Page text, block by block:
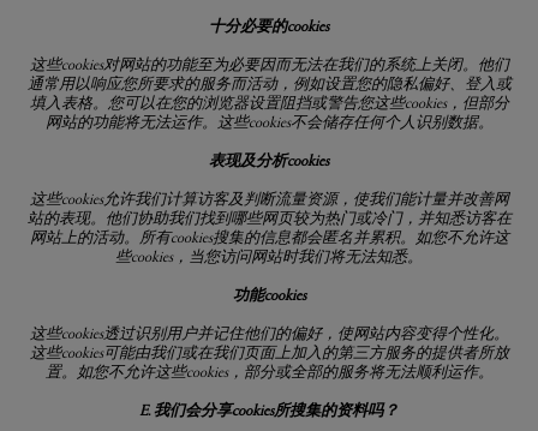
十分必要的cookies
这些cookies对网站的功能至为必要因而无法在我们的系统上关闭。他们
通常用以响应您所要求的服务而活动，例如设置您的隐私偏好、登入或
填入表格。您可以在您的浏览器设置阻挡或警告您这些cookies，但部分
网站的功能将无法运作。这些cookies不会储存任何个人识别数据。
表现及分析cookies
这些cookies允许我们计算访客及判断流量资源，使我们能计量并改善网
站的表现。他们协助我们找到哪些网页较为热门或冷门，并知悉访客在
网站上的活动。所有cookies搜集的信息都会匿名并累积。如您不允许这
些cookies，当您访问网站时我们将无法知悉。
功能cookies
这些cookies透过识别用户并记住他们的偏好，使网站内容变得个性化。
这些cookies可能由我们或在我们页面上加入的第三方服务的提供者所放
置。如您不允许这些cookies，部分或全部的服务将无法顺利运作。
E. 我们会分享cookies所搜集的资料吗？